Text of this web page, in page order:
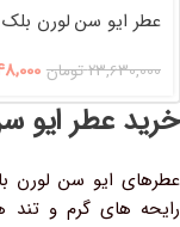
عطر ایو سن لورن بلک
23,630,000تومان
خرید عطر ایو
عطرهای ایو سن لورن
رایحه‌ های گرم و تند